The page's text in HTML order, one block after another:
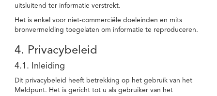
uitsluitend ter informatie verstrekt.
Het is enkel voor niet-commerciële doeleinden en mits
bronvermelding toegelaten om informatie te reproduceren.
4. Privacybeleid
4.1. Inleiding
Dit privacybeleid heeft betrekking op het gebruik van het
Meldpunt. Het is gericht tot u als gebruiker van het